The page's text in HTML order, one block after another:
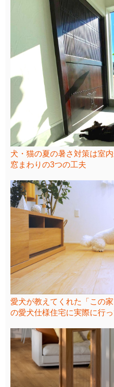
犬・猫の夏の暑さ対策は室
窓まわりの3つの工夫
愛犬が教えてくれた「この
の愛犬仕様住宅に実際に行